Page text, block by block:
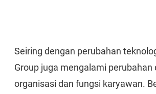
Seiring dengan perubahan
Group juga mengalami
organisasi dan fungsi karyawan.